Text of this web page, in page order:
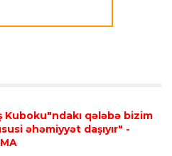
PSJ-yə keçdi
Kuboku"ndakı qələbə bizim
əhəmiyyət daşıyır" -